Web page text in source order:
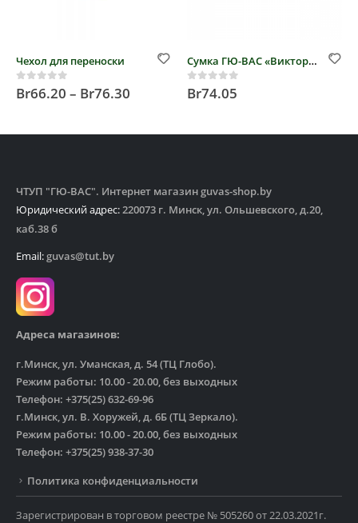
Чехол для переноски
0out of 5
Br66.20 – Br76.30
Сумка ГЮ-ВАС «Виктория»
0out of 5
Br74.05
ЧТУП "ГЮ-ВАС". Интернет магазин guvas-shop.by
Юридический адрес:220073 г. Минск, ул. Ольшевского, д.20,
каб.38 б
Email:guvas@tut.by
Адреса магазинов:
г.Минск, ул. Уманская, д. 54 (ТЦ Глобо).
Режим работы: 10.00 - 20.00, без выходных
Телефон: +375(25) 632-69-96
г.Минск, ул. В. Хоружей, д. 6Б (ТЦ Зеркало).
Режим работы: 10.00 - 20.00, без выходных
Телефон: +375(25) 938-37-30
Политика конфиденциальности
Зарегистрирован в торговом реестре № 505260 от 22.03.2021г.